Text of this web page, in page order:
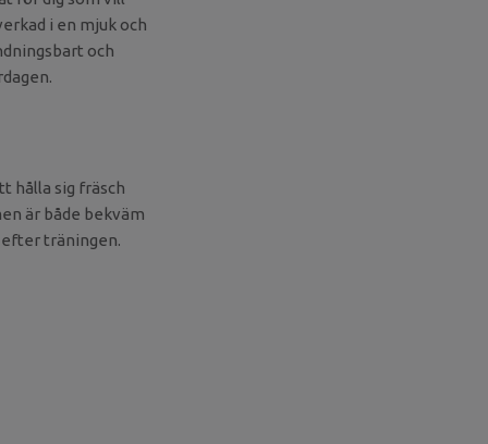
i en mjuk och
och
hålla sig fräsch
är både bekväm
efter träningen.